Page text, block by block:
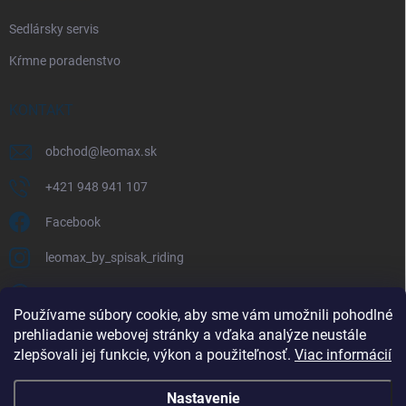
Používame súbory cookie, aby sme vám umožnili pohodlné
prehliadanie webovej stránky a vďaka analýze neustále
zlepšovali jej funkcie, výkon a použiteľnosť. Viac informácií
Nastavenie
Sedlársky servis
Kŕmne poradenstvo
KONTAKT
obchod@ leomax.sk
+421 948 941 107
Facebook
leomax_by_spisak_riding
FACEBOOK